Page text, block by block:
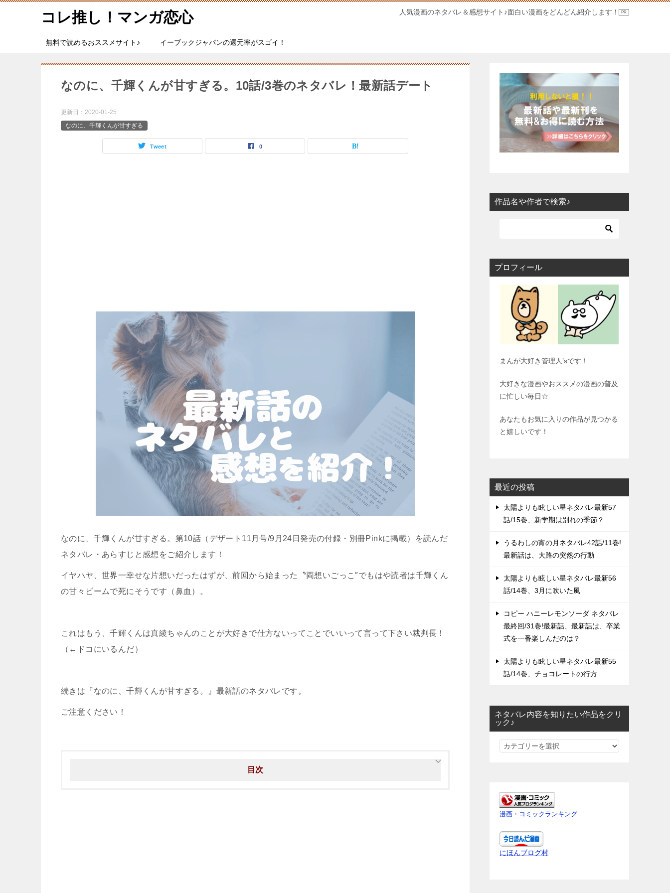
コレ推し！マンガ恋心 人気漫画のネタバレ＆感想サイト♪面白い漫画をどんどん紹介します！
無料で読めるおススメサイト♪ イーブックジャパンの還元率がスゴイ！
なのに、千輝くんが甘すぎる。10話/3巻のネタバレ！最新話デート
更新日： 2020-01-25
なのに、千輝くんが甘すぎる
Tweet 0
なのに、千輝くんが甘すぎる。第10話（デザート11月号/9月24日発売の付録・別冊Pinkに掲載）を読んだ
ネタバレ・あらすじと感想をご紹介します！
イヤハヤ、世界一幸せな片想いだったはずが、前回から始まった〝両想いごっこ″でもはや読者は千輝くん
の甘々ビームで死にそうです（鼻血）。
これはもう、千輝くんは真綾ちゃんのことが大好きで仕方ないってことでいいって言って下さい裁判長！
（←ドコにいるんだ）
続きは『なのに、千輝くんが甘すぎる。』最新話のネタバレです。
ご注意ください！
目次
作品名や作者で検索♪
プロフィール
まんが大好き管理人’sです！
大好きな漫画やおススメの漫画の普及
に忙しい毎日☆
あなたもお気に入りの作品が見つかる
と嬉しいです！
最近の投稿
太陽よりも眩しい星ネタバレ最新57
話/15巻、新学期は別れの季節？
うるわしの宵の月ネタバレ42話/11巻!
最新話は、大路の突然の行動
太陽よりも眩しい星ネタバレ最新56
話/14巻、3月に吹いた風
コピー ハニーレモンソーダ ネタバレ
最終回/31巻!最新話、最新話は、卒業
式を一番楽しんだのは？
太陽よりも眩しい星ネタバレ最新55
話/14巻、チョコレートの行方
ネタバレ内容を知りたい作品をクリ
ック♪
ネ
内
容
を
知
り
た
漫画・コミックランキング
にほんブログ村